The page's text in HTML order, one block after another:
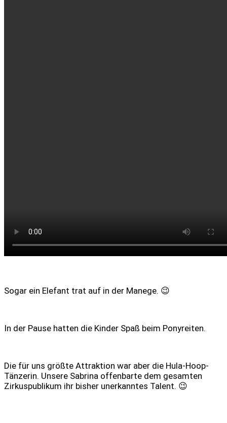
Sogar ein Elefant trat auf in der Manege. 😉
In der Pause hatten die Kinder Spaß beim Ponyreiten.
Die für uns größte Attraktion war aber die Hula-Hoop-
Tänzerin. Unsere Sabrina offenbarte dem gesamten
Zirkuspublikum ihr bisher unerkanntes Talent. 😉